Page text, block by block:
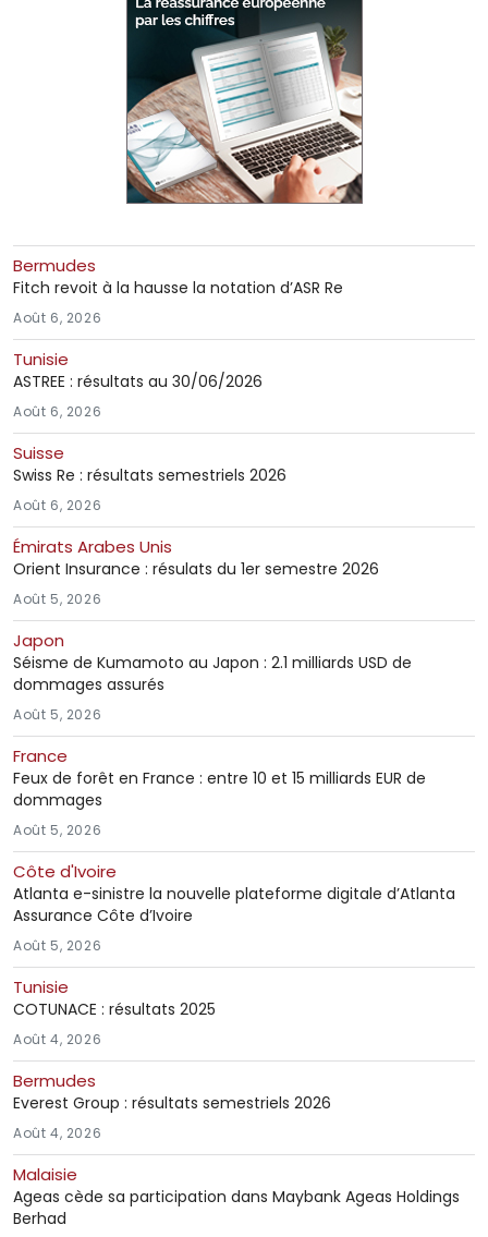
Bermudes
Fitch revoit à la hausse la notation d’ASR Re
Août 6, 2026
Tunisie
ASTREE : résultats au 30/06/2026
Août 6, 2026
Suisse
Swiss Re : résultats semestriels 2026
Août 6, 2026
Émirats Arabes Unis
Orient Insurance : résulats du 1er semestre 2026
Août 5, 2026
Japon
Séisme de Kumamoto au Japon : 2.1 milliards USD de
dommages assurés
Août 5, 2026
France
Feux de forêt en France : entre 10 et 15 milliards EUR de
dommages
Août 5, 2026
Côte d'Ivoire
Atlanta e-sinistre la nouvelle plateforme digitale d’Atlanta
Assurance Côte d’Ivoire
Août 5, 2026
Tunisie
COTUNACE : résultats 2025
Août 4, 2026
Bermudes
Everest Group : résultats semestriels 2026
Août 4, 2026
Malaisie
Ageas cède sa participation dans Maybank Ageas Holdings
Berhad